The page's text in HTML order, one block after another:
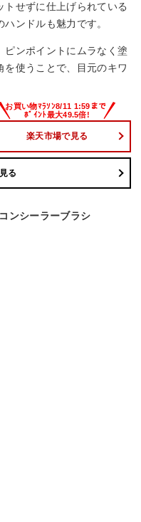
せずに仕上げられている
ンドルも魅力です。
ピンポイントにムラなく塗
使うことで、目元のキワ
楽天市場で見る
る
ンシーラーブラシ